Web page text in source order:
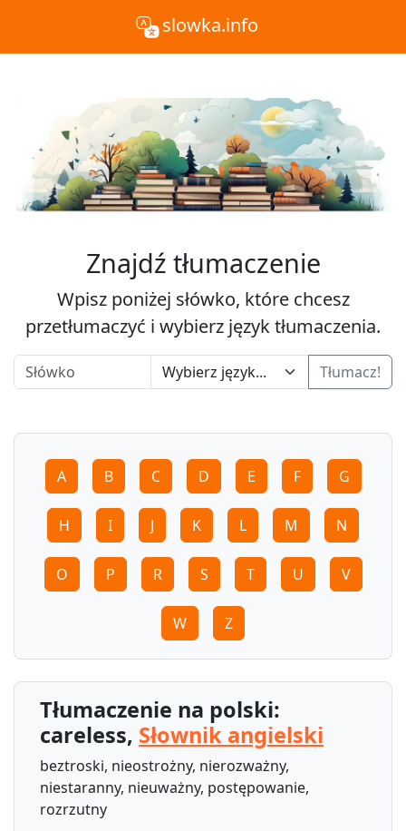
slowka.info
Znajdź tłumaczenie
Wpisz poniżej słówko, które chcesz
przetłumaczyć i wybierz język tłumaczenia.
Tłumacz!
A B C D E F G
H I J K L M N
O P R S T U V
W Z
Tłumaczenie na polski:
careless, Słownik angielski
beztroski, nieostrożny, nierozważny,
niestaranny, nieuważny, postępowanie,
rozrzutny